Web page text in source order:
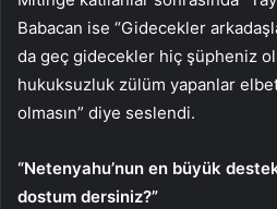
Babacan ise “Gidecekler
da geç gidecekler hiç şüpheniz
hukuksuzluk zülüm yapanlar
olmasın” diye seslendi.
“Netenyahu’nun en büyük
dostum dersiniz?”